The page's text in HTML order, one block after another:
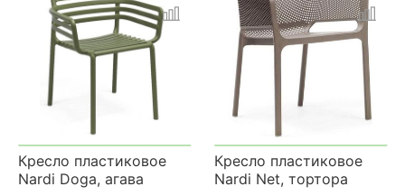
Кресло пластиковое
Nardi Doga, агава
Кресло пластиковое
Nardi Net, тортора